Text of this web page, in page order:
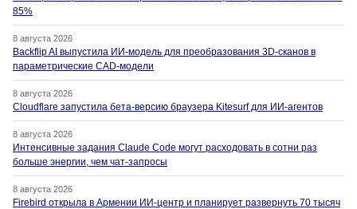
85%
8 августа 2026
Backflip AI выпустила ИИ-модель для преобразования 3D-сканов в
параметрические CAD-модели
8 августа 2026
Cloudflare запустила бета-версию браузера Kitesurf для ИИ-агентов
8 августа 2026
Интенсивные задания Claude Code могут расходовать в сотни раз
больше энергии, чем чат-запросы
8 августа 2026
Firebird открыла в Армении ИИ-центр и планирует развернуть 70 тысяч